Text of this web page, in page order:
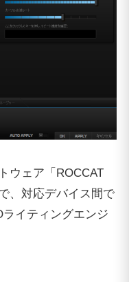
ウェア「ROCCAT
、対応デバイス間で
イティングエンジ